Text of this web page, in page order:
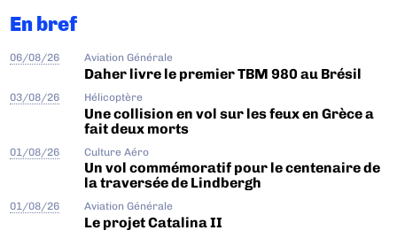
En bref
06/08/26 Aviation Générale
Daher livre le premier TBM 980 au Brésil
03/08/26 Hélicoptère
Une collision en vol sur les feux en Grèce a
fait deux morts
01/08/26 Culture Aéro
Un vol commémoratif pour le centenaire de
la traversée de Lindbergh
01/08/26 Aviation Générale
Le projet Catalina II